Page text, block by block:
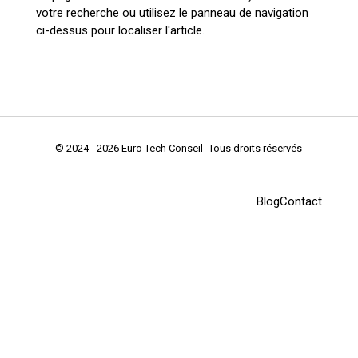
votre recherche ou utilisez le panneau de navigation
ci-dessus pour localiser l'article.
© 2024 - 2026 Euro Tech Conseil -Tous droits réservés
BlogContact